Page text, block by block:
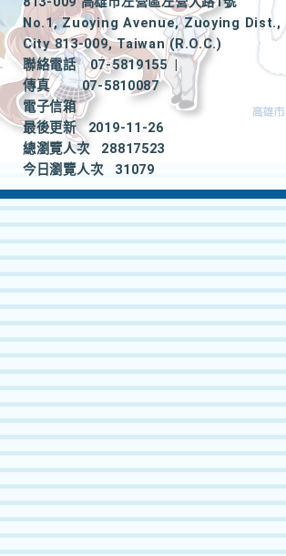
No.1, Zuoying Avenue, Zuoying Dist.,
City 813-009, Taiwan (R.O.C.)
聯絡電話
07-5819155
|
傳真
07-5810087
電子信箱
最後更新
2019-11-26
總瀏覽人次
28817523
今日瀏覽人次
31079